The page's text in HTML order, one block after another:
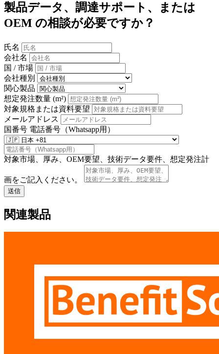
製品データ、調達サポート、または
OEM の相談が必要ですか？
氏名
会社名
国 / 市場
会社種別
関心製品
想定発注数量 (m²)
対象規格または資料要望
メールアドレス
国番号 電話番号（Whatsapp用）
対象市場、厚み、OEM要望、技術データ要件、想定発注計
画をご記入ください。
送信
関連製品